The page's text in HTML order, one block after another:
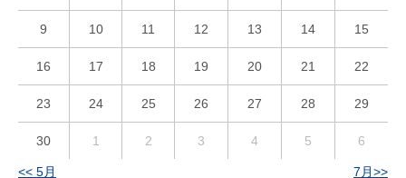
9 10 11 12 13 14 15
16 17 18 19 20 21 22
23 24 25 26 27 28 29
30 1 2 3 4 5 6
<< 5月 7月>>